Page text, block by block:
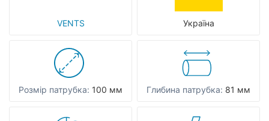
VENTS Україна
Розмір патрубка: 100 мм Глибина патрубка: 81 мм